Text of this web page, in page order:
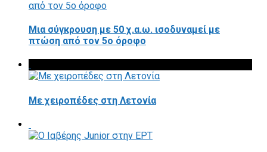
Μια σύγκρουση με 50 χ.α.ω. ισοδυναμεί με
πτώση από τον 5ο όροφο
Με χειροπέδες στη Λετονία